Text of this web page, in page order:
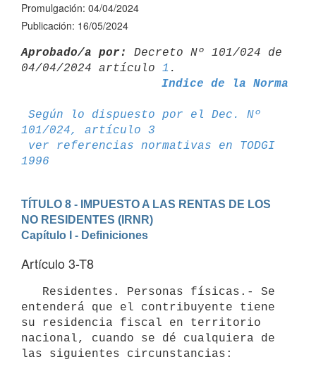
Promulgación: 04/04/2024
Publicación: 16/05/2024
Aprobado/a por:
Decreto Nº 101/024 de
04/04/2024 artículo 1
Indice de la Norma
Según lo dispuesto por el Dec. Nº
101/024, artículo 3
ver referencias normativas en TODGI
1996
TÍTULO 8 - IMPUESTO A LAS RENTAS DE LOS
NO RESIDENTES (IRNR)
Capítulo I - Definiciones
Artículo 3-T8
entenderá que el contribuyente tiene
su residencia fiscal en territorio
nacional, cuando se dé cualquiera de
las siguientes circunstancias: